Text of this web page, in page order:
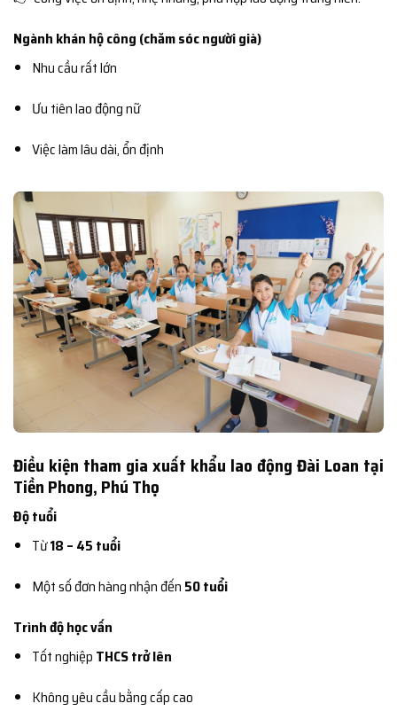
Ngành khán hộ công (chăm sóc người già)
Nhu cầu rất lớn
Ưu tiên lao động nữ
Việc làm lâu dài, ổn định
Điều kiện tham gia xuất khẩu lao động Đài Loan tại
Tiền Phong, Phú Thọ
Độ tuổi
Từ18 – 45 tuổi
Một số đơn hàng nhận đến 50 tuổi
Trình độ học vấn
Tốt nghiệp THCS trở lên
Không yêu cầu bằng cấp cao